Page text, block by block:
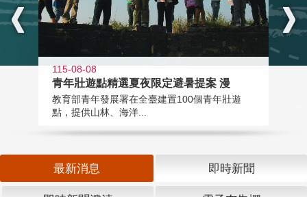
115-08-08
青年壯遊點精選夏夜限定避暑提案 漫
教育部青年發展署在全臺建置100個青年壯遊
點，提供山林、海洋...
最新消息 即時新聞